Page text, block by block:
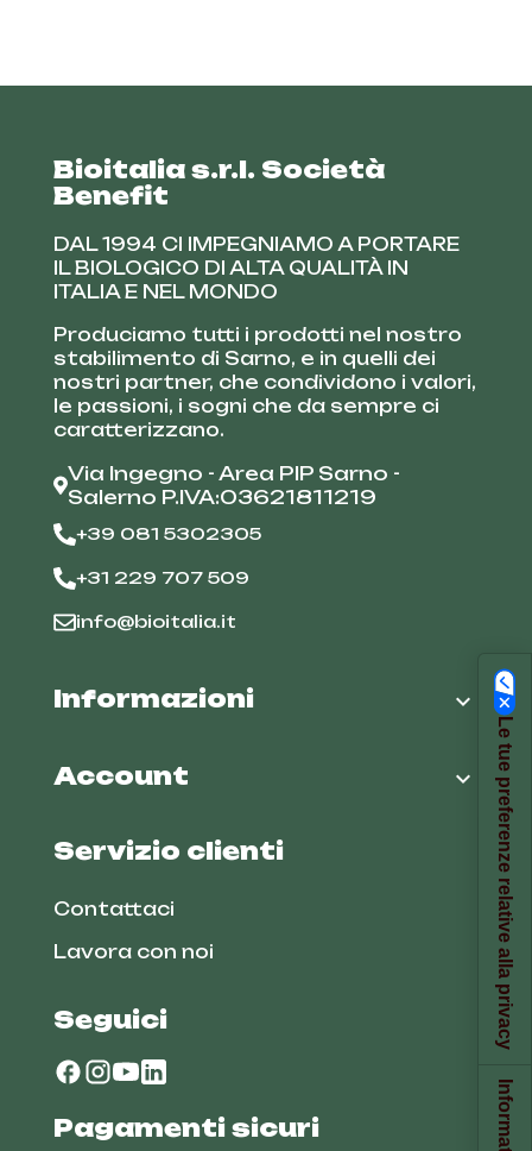
Bioitalia s.r.l. Società
Benefit
DAL 1994 CI IMPEGNIAMO A PORTARE
IL BIOLOGICO DI ALTA QUALITÀ IN
ITALIA E NEL MONDO
Produciamo tutti i prodotti nel nostro
stabilimento di Sarno, e in quelli dei
nostri partner, che condividono i valori,
le passioni, i sogni che da sempre ci
caratterizzano.
Via Ingegno - Area PIP Sarno -
Salerno P.IVA:03621811219
+39 081 5302305
+31 229 707 509
info@bioitalia.it
Informazioni 
Account 
Servizio clienti
Contattaci
Lavora con noi
Seguici
Pagamenti sicuri
Le tue preferenze relative alla privacy